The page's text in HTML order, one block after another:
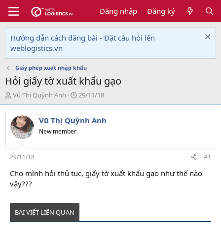
Đăng nhập Đăng ký
Hướng dẫn cách đăng bài - Đặt câu hỏi lên
weblogistics.vn
Giấy phép xuất nhập khẩu
Hỏi giấy tờ xuất khẩu gạo
T
h
r
e
a
d
s
t
a
r
t
r
Vũ Thị Quỳnh Anh
N
g
à
y
i
29/11/18
Vũ Thị Quỳnh Anh
New member
29/11/18 #1
Cho mình hỏi thủ tục, giấy tờ xuất khẩu gạo như thế nào
vậy???
BÀI VIẾT LIÊN QUAN